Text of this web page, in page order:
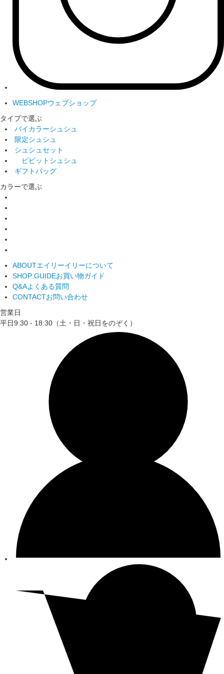
WEBSHOPウェブショップ
タイプで選ぶ
バイカラーシュシュ
限定シュシュ
シュシュセット
ビビットシュシュ
ギフトバッグ
カラーで選ぶ
ABOUTエイリーイリーについて
SHOP GUIDEお買い物ガイド
Q&Aよくある質問
CONTACTお問い合わせ
営業日
平日9:30 - 18:30（土・日・祝日をのぞく）